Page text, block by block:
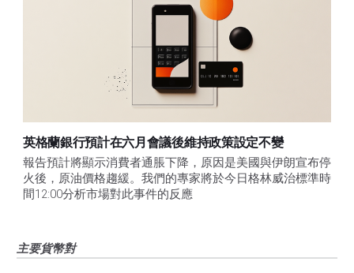
英格蘭銀行預計在六月會議後維持政策設定不變
報告預計將顯示消費者通脹下降，原因是美國與伊朗宣布停
火後，原油價格趨緩。我們的專家將於今日格林威治標準時
間12:00分析市場對此事件的反應
主要貨幣對